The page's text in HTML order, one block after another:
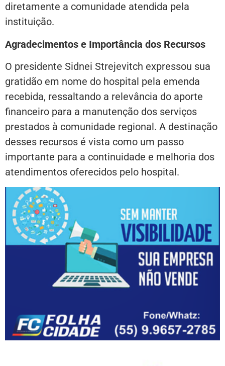
diretamente a comunidade atendida pela
instituição.
Agradecimentos e Importância dos Recursos
O presidente Sidnei Strejevitch expressou sua
gratidão em nome do hospital pela emenda
recebida, ressaltando a relevância do aporte
financeiro para a manutenção dos serviços
prestados à comunidade regional. A destinação
desses recursos é vista como um passo
importante para a continuidade e melhoria dos
atendimentos oferecidos pelo hospital.